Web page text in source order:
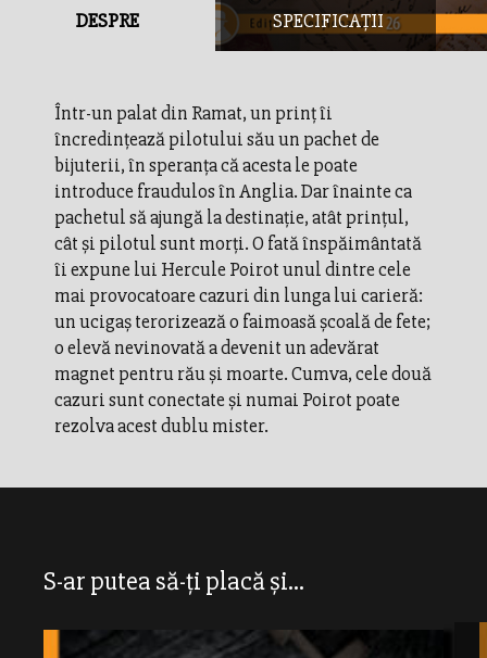
DESPRE SPECIFICAȚII
Într-un palat din Ramat, un prinţ îi
încredinţează pilotului său un pachet de
bijuterii, în speranţa că acesta le poate
introduce fraudulos în Anglia. Dar înainte ca
pachetul să ajungă la destinaţie, atât prinţul,
cât şi pilotul sunt morţi. O fată înspăimântată
îi expune lui Hercule Poirot unul dintre cele
mai provocatoare cazuri din lunga lui carieră:
un ucigaş terorizează o faimoasă şcoală de fete;
o elevă nevinovată a devenit un adevărat
magnet pentru rău şi moarte. Cumva, cele două
cazuri sunt conectate şi numai Poirot poate
rezolva acest dublu mister.
S-ar putea să-ți placă și...